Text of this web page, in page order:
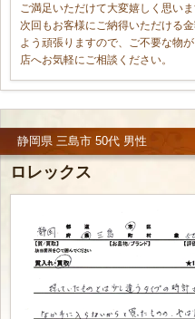
ご満足いただけて大変嬉しく思いま
次回もお客様にご納得いただける
よう頑張りますので、ご不要な物
店へお気軽にご相談ください。
静岡県 三島市 50代 男性
ロレックス